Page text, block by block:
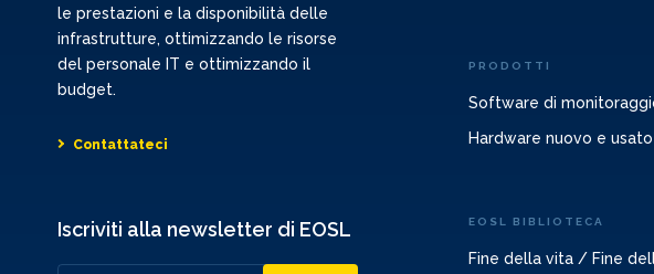
le prestazioni e la disponibilità delle
infrastrutture, ottimizzando le risorse
del personale IT e ottimizzando il
budget.
Contattateci
Iscriviti alla newsletter di EOSL
PRODOTTI
Software di
Hardware nuovo e usato
EOSL BIBLIOTECA
Fine della vita / Fine